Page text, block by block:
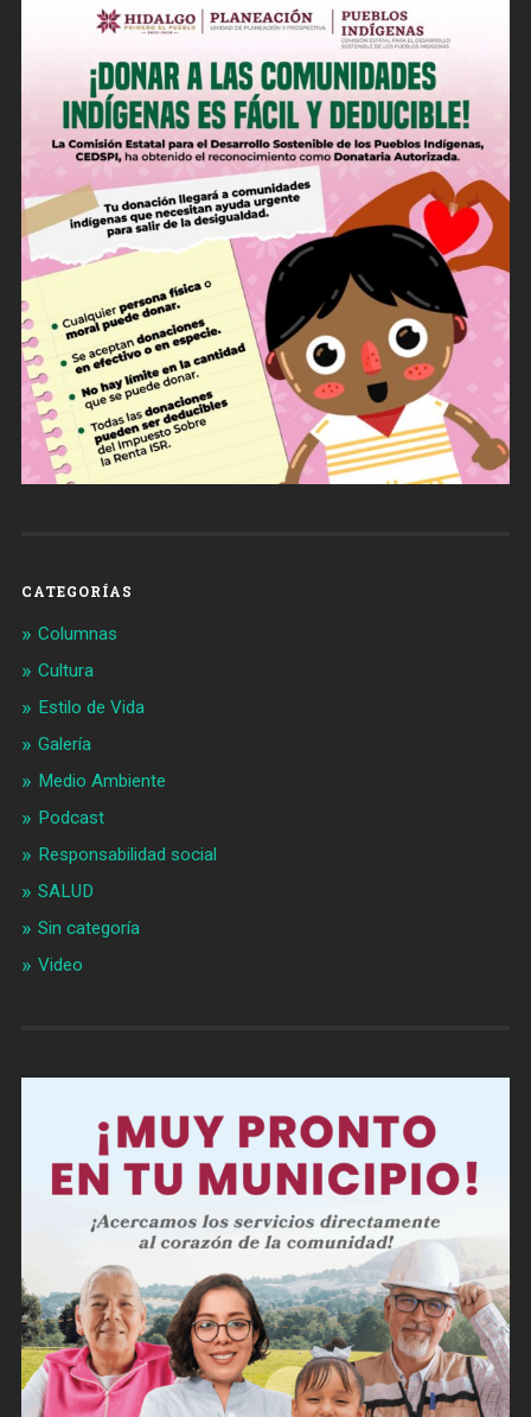
CATEGORÍAS
Columnas
Cultura
Estilo de Vida
Galería
Medio Ambiente
Podcast
Responsabilidad social
SALUD
Sin categoría
Video